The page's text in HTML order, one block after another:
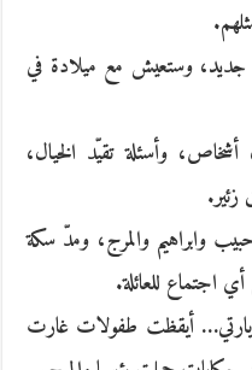
جديد، وستعيش مع ميلادة في
وأسئلة تقيّد الخيال،
وابراهيم والمرج، ومدّ سكة
اجتماع للعائلة.
أيقظت طفولات غارت